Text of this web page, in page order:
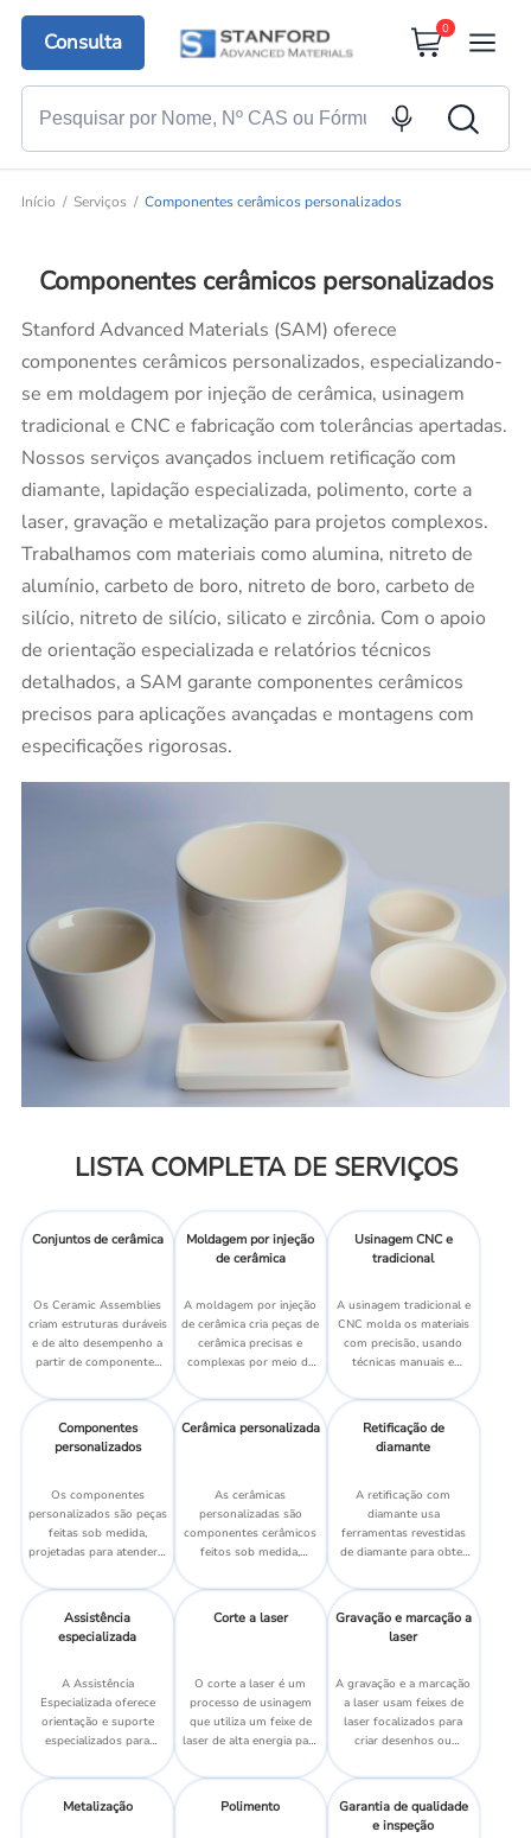
Consulta
0
Início Serviços Componentes cerâmicos personalizados
Componentes cerâmicos personalizados
Stanford Advanced Materials (SAM) oferece
componentes cerâmicos personalizados, especializando-
se em moldagem por injeção de cerâmica, usinagem
tradicional e CNC e fabricação com tolerâncias apertadas.
Nossos serviços avançados incluem retificação com
diamante, lapidação especializada, polimento, corte a
laser, gravação e metalização para projetos complexos.
Trabalhamos com materiais como alumina, nitreto de
alumínio, carbeto de boro, nitreto de boro, carbeto de
silício, nitreto de silício, silicato e zircônia. Com o apoio
de orientação especializada e relatórios técnicos
detalhados, a SAM garante componentes cerâmicos
precisos para aplicações avançadas e montagens com
especificações rigorosas.
LISTA COMPLETA DE SERVIÇOS
Conjuntos de cerâmica
Os Ceramic Assemblies
criam estruturas duráveis
e de alto desempenho a
partir de componentes
Moldagem por injeção
de cerâmica
A moldagem por injeção
de cerâmica cria peças de
cerâmica precisas e
complexas por meio da
moldes.
Usinagem CNC e
tradicional
A usinagem tradicional e
CNC molda os materiais
com precisão, usando
técnicas manuais e
produção precisa de
componentes.
Componentes
personalizados
Os componentes
personalizados são peças
feitas sob medida,
projetadas para atender a
projeto com precisão e
Cerâmica personalizada
As cerâmicas
personalizadas são
componentes cerâmicos
feitos sob medida,
a requisitos específicos
aplicação.
Retificação de
diamante
A retificação com
diamante usa
ferramentas revestidas
de diamante para obter
suaves em materiais
Assistência
especializada
A Assistência
Especializada oferece
orientação e suporte
especializados para
para suas necessidades
técnicas e de projeto.
Corte a laser
O corte a laser é um
processo de usinagem
que utiliza um feixe de
laser de alta energia para
vários materiais.
Gravação e marcação a
laser
A gravação e a marcação
a laser usam feixes de
laser focalizados para
criar desenhos ou
permanentes e
dos materiais.
Metalização Polimento
Garantia de qualidade
e inspeção